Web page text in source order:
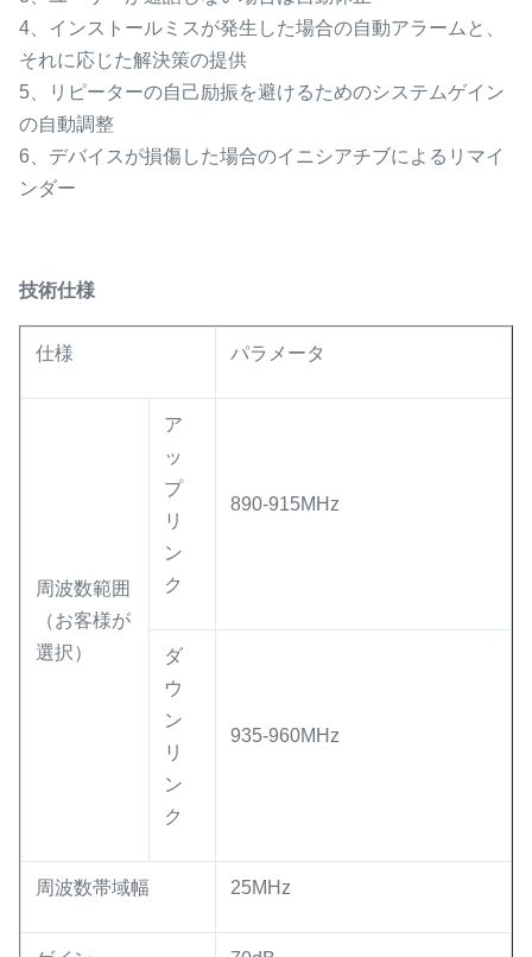
4、インストールミスが発生した場合の自動アラームと、
それに応じた解決策の提供
5、リピーターの自己励振を避けるためのシステムゲイン
の自動調整
6、デバイスが損傷した場合のイニシアチブによるリマイ
ンダー
技術仕様
仕様 パラメータ
周波数範囲
（お客様が
選択）
ア
ッ
プ
リ
ン
ク
890-915MHz
ダ
ウ
ン
リ
ン
ク
935-960MHz
周波数帯域幅 25MHz